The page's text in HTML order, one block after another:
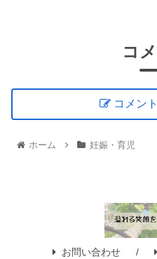
コ
コメン
ホーム 妊娠・育児
お問い合わせ